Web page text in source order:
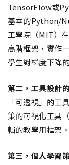
TensorFlow或
基本的Python/
工學院（MIT）
高階框架，實作
學生對梯度下降
第二，工具設計
「可透視」的工
策的可視化工具
輯的教學用框架
第三，個人學習